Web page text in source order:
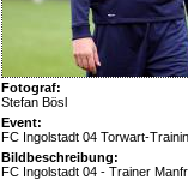
Fotograf:
Stefan Bösl
Event:
FC Ingolstadt 04 Torwart-
Bildbeschreibung:
FC Ingolstadt 04 - Trainer